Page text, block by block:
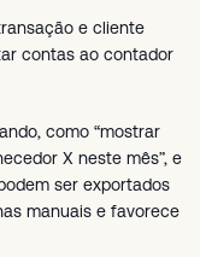
e cliente
contas ao contador
como “mostrar
X neste mês”, e
ser exportados
manuais e favorece